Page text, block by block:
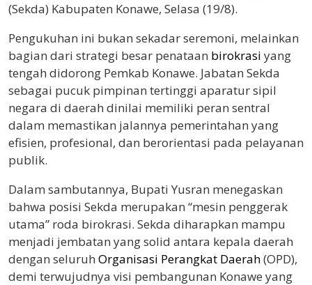
(Sekda) Kabupaten Konawe, Selasa (19/8).
Pengukuhan ini bukan sekadar seremoni, melainkan
bagian dari strategi besar penataan birokrasi yang
tengah didorong Pemkab Konawe. Jabatan Sekda
sebagai pucuk pimpinan tertinggi aparatur sipil
negara di daerah dinilai memiliki peran sentral
dalam memastikan jalannya pemerintahan yang
efisien, profesional, dan berorientasi pada pelayanan
publik.
Dalam sambutannya, Bupati Yusran menegaskan
bahwa posisi Sekda merupakan “mesin penggerak
utama” roda birokrasi. Sekda diharapkan mampu
menjadi jembatan yang solid antara kepala daerah
dengan seluruh Organisasi Perangkat Daerah(OPD),
demi terwujudnya visi pembangunan Konawe yang